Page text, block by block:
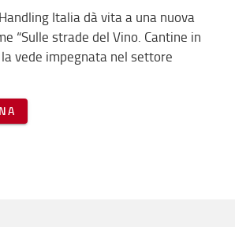
Italia dà vita a una nuova
“Sulle strade del Vino. Cantine in
vede impegnata nel settore